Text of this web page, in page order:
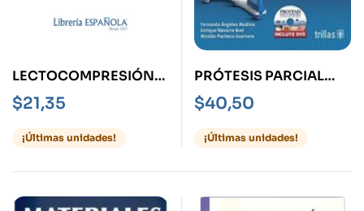
LECTOCOMPRESIÓN
DEL INGLÉS MANUAL
PARA ODONTOLOGÍA
$21,35
¡Últimas unidades!
PRÓTESIS PARCIAL
REMOVIBLE
PROCEDIMIENTOS
CLÍNICOS, DISEÑO Y
$40,50
¡Últimas unidades!